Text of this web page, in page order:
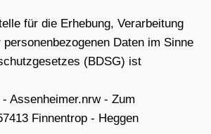
für die Erhebung, Verarbeitung
Daten im Sinne
(BDSG) ist
Assenheimer.nrw - Zum
Finnentrop - Heggen